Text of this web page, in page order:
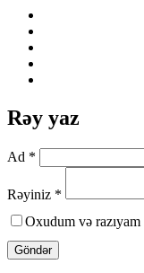
Rəy yaz
Ad *
Rəyiniz *
Oxudum və razıyam
Göndər